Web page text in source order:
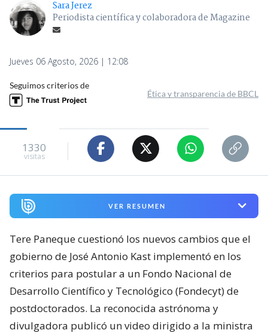
Sara Jerez
Periodista científica y colaboradora de Magazine
Jueves 06 Agosto, 2026 | 12:08
Seguimos criterios de
Ética y transparencia de BBCL
1330
visitas
VER RESUMEN
Tere Paneque cuestionó los nuevos cambios que el
gobierno de José Antonio Kast implementó en los
criterios para postular a un Fondo Nacional de
Desarrollo Científico y Tecnológico (Fondecyt) de
postdoctorados. La reconocida astrónoma y
divulgadora publicó un video dirigido a la ministra